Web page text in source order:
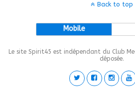
Back to top
Mobile
Le site Spirit45 est indépendant du Club
déposée.